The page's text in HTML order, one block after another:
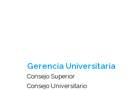
Gerencia Universitaria
Consejo Superior
Consejo Universitario